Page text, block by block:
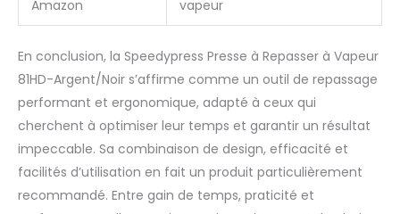
automatique : temps
de chauffe rapide,
seulement 2 minutes.
Peut faire de la vapeur
dans les 2 minutes
suivant l'allumage.
Puissante sortie de
vapeur, presque pas
d'eau ne sera
pulvérisée à côté de la
vapeur. Lorsque vous
Amazon
vapeur
En conclusion, la Speedypress Presse à Repasser à Vapeur
81HD-Argent/Noir s’affirme comme un outil de repassage
performant et ergonomique, adapté à ceux qui
cherchent à optimiser leur temps et garantir un résultat
impeccable. Sa combinaison de design, efficacité et
facilités d’utilisation en fait un produit particulièrement
recommandé. Entre gain de temps, praticité et